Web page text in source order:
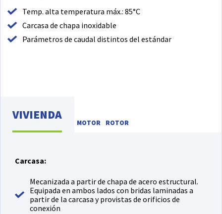
Temp. alta temperatura máx.: 85°C
Carcasa de chapa inoxidable
Parámetros de caudal distintos del estándar
VIVIENDA
MOTOR ROTOR
Carcasa:
Mecanizada a partir de chapa de acero estructural.
Equipada en ambos lados con bridas laminadas a
partir de la carcasa y provistas de orificios de
conexión